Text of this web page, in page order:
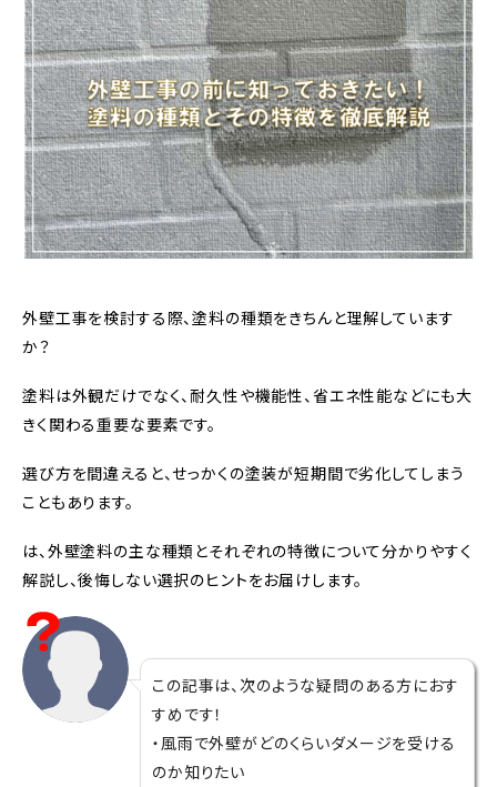
外壁工事を検討する際、塗料の種類をきちんと理解しています
か？
塗料は外観だけでなく、耐久性や機能性、省エネ性能などにも大
きく関わる重要な要素です。
選び方を間違えると、せっかくの塗装が短期間で劣化してしまう
こともあります。
は、外壁塗料の主な種類とそれぞれの特徴について分かりやすく
解説し、後悔しない選択のヒントをお届けします。
この記事は、次のような疑問のある方におす
すめです！
・風雨で外壁がどのくらいダメージを受ける
のか知りたい